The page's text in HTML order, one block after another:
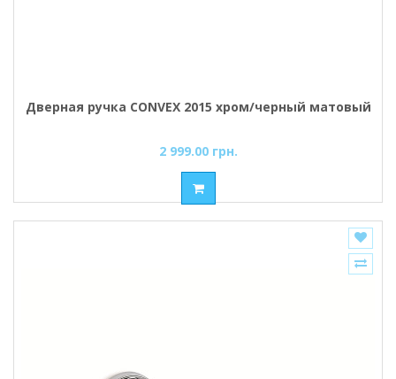
Дверная ручка CONVEX 2015 хром/черный матовый
2 999.00 грн.